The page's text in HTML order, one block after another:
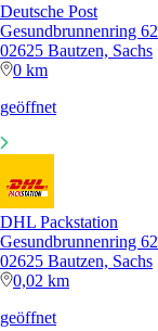
Deutsche Post
Gesundbrunnenring 62
02625 Bautzen, Sachs
0 km
geöffnet
DHL Packstation
Gesundbrunnenring 62
02625 Bautzen, Sachs
0,02 km
geöffnet